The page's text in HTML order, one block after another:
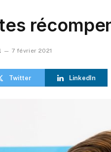
7 février 2021
Twitter LinkedIn